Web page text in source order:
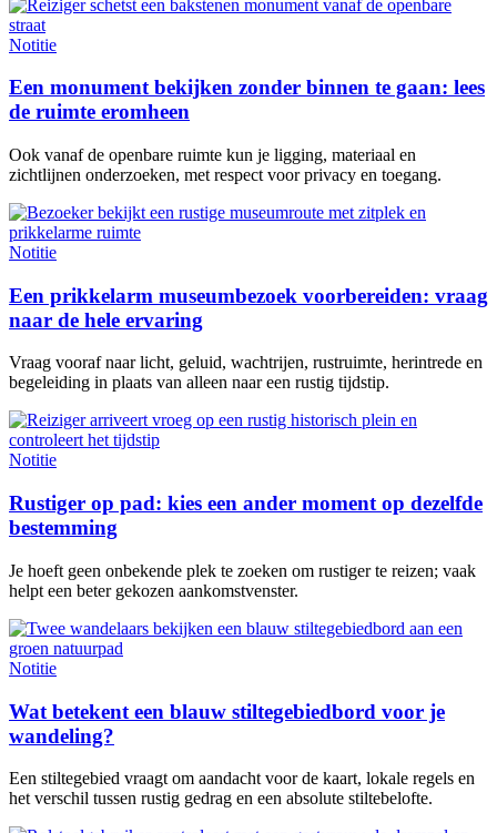
Notitie
Een monument bekijken zonder binnen te gaan: lees
de ruimte eromheen
Ook vanaf de openbare ruimte kun je ligging, materiaal en
zichtlijnen onderzoeken, met respect voor privacy en toegang.
Notitie
Een prikkelarm museumbezoek voorbereiden: vraag
naar de hele ervaring
Vraag vooraf naar licht, geluid, wachtrijen, rustruimte, herintrede en
begeleiding in plaats van alleen naar een rustig tijdstip.
Notitie
Rustiger op pad: kies een ander moment op dezelfde
bestemming
Je hoeft geen onbekende plek te zoeken om rustiger te reizen; vaak
helpt een beter gekozen aankomstvenster.
Notitie
Wat betekent een blauw stiltegebiedbord voor je
wandeling?
Een stiltegebied vraagt om aandacht voor de kaart, lokale regels en
het verschil tussen rustig gedrag en een absolute stiltebelofte.